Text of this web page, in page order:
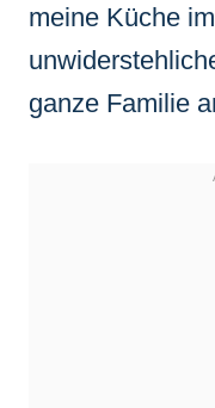
meine Küche
ganze Familie